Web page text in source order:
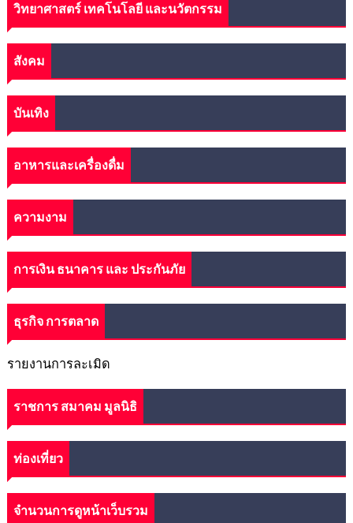
วิทยาศาสตร์ เทคโนโลยี และนวัตกรรม
สังคม
บันเทิง
อาหารและเครื่องดื่ม
ความงาม
การเงิน ธนาคาร และ ประกันภัย
ธุรกิจ การตลาด
รายงานการละเมิด
ราชการ สมาคม มูลนิธิ
ท่องเที่ยว
จำนวนการดูหน้าเว็บรวม